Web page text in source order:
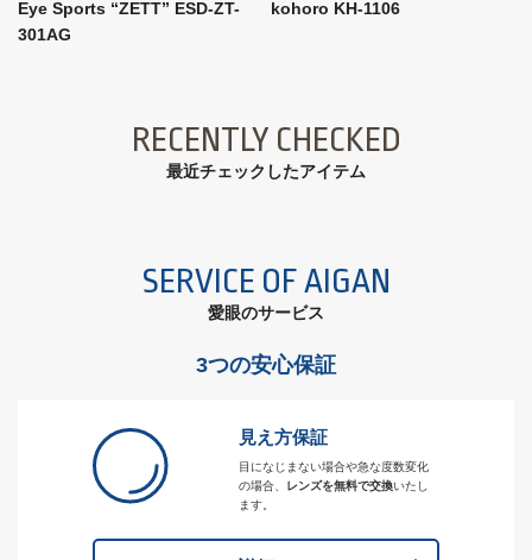
Eye Sports “ZETT” ESD-ZT-
301AG
kohoro KH-1106
RECENTLY CHECKED
最近チェックしたアイテム
SERVICE OF AIGAN
愛眼のサービス
3つの安心保証
見え方保証
目になじまない場合や急な度数変化
の場合、
レンズを無料で交換いたし
ます。